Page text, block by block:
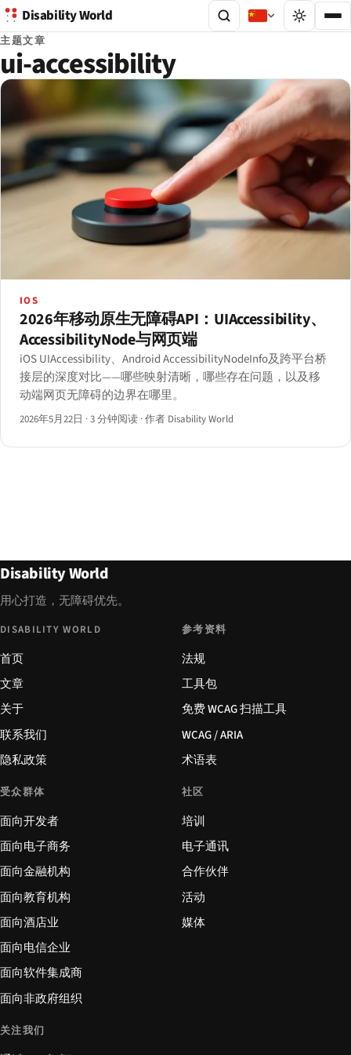
Disability World
主题文章
ui-accessibility
IOS
2026年移动原生无障碍API：UIAccessibility、
AccessibilityNode与网页端
iOS UIAccessibility、Android AccessibilityNodeInfo及跨平台桥
接层的深度对比——哪些映射清晰，哪些存在问题，以及移
动端网页无障碍的边界在哪里。
2026年5月22日 ·3 分钟阅读 ·作者 Disability World
Disability World
用心打造，无障碍优先。
DISABILITY WORLD
首页
文章
关于
联系我们
隐私政策
参考资料
法规
工具包
免费 WCAG 扫描工具
WCAG / ARIA
术语表
受众群体
面向开发者
面向电子商务
面向金融机构
面向教育机构
面向酒店业
面向电信企业
面向软件集成商
面向非政府组织
社区
培训
电子通讯
合作伙伴
活动
媒体
关注我们